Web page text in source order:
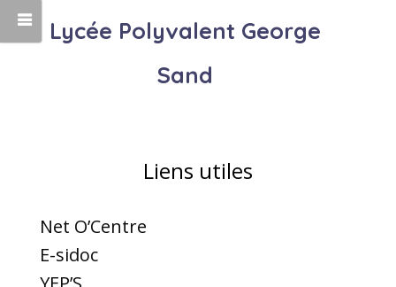
Lycée Polyvalent George
Sand
Liens utiles
Net O’Centre
E-sidoc